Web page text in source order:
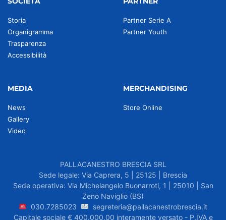
Storia
Organigramma
Trasparenza
Accessibilità
Partner Serie A
Partner Youth
MEDIA
News
Gallery
Video
MERCHANDISING
Store Online
PALLACANESTRO BRESCIA SRL
Sede legale: Via Caprera, 5 | 25125 | Brescia
Sede operativa: Via Michelangelo Buonarroti, 1 | 25010 | San
Zeno Naviglio (BS)
030.7285023
segreteria@pallacanestrobrescia.it
Capitale sociale € 400.000,00 interamente versato - P.IVA e